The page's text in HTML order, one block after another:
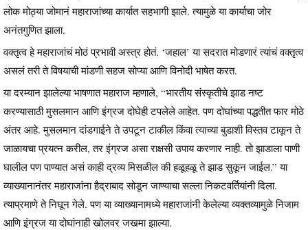
लोक मोठ्या जोमानं महाराजांच्या कार्यात सहभागी झाले. त्यामुळे या कार्याचा जोर
अनंतगुणित झाला.
वक्तृत्व हे महाराजांचं मोठं प्रभावी अस्त्र होतं. ‘जहाल’ या सदरात मोडणारं त्यांचं वक्तृत्व
असलं तरी ते विषयाची मांडणी सहज सोप्या आणि विनोदी भाषेत करत.
या दरम्यान झालेल्या भाषणात महाराज म्हणाले, “भारतीय संस्कृतीचे झाड नष्ट
करण्यासाठी मुसलमान आणि इंग्रज दोघेही टपलेले आहेत. पण दोघांच्या पद्धतीत फार मोठे
अंतर आहे. मुसलमान दांडगाईने ते उपटून टाकील किंवा त्याच्या बुडाशी विस्तव टाकून ते
जाळायचा प्रयत्न करील, तर इंग्रज असा राक्षसी उपाय करणार नाही. तो झाडाला पाणी
घालील पण पाण्यात असं काही द्रव्य मिसळील की हळूहळू ते झाड सुकून जाईल.” या
व्याख्यानानंतर महाराजांना हैद्राबाद सोडून जाण्याचा सल्ला निकटवर्तियांनी दिला.
त्याप्रमाणे ते निघून गेले. पण या व्याख्यानामध्ये महाराजांनी केलेल्या व्यक्तव्यामुळे निजाम
आणि इंग्रज या दोघांनाही खोलवर जखमा झाल्या.